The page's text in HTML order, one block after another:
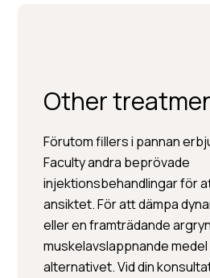
Other
Förutom fillers i pannan
Faculty andra beprövade
injektionsbehandlingar för
ansiktet. För att dämpa
eller en framträdande
muskelavslappnande
alternativet. Vid din